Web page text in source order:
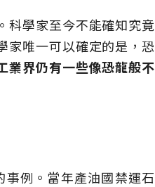
科學家至今不能確知究竟
家唯一可以確定的是，恐
業界仍有一些像恐龍般不
例。當年產油國禁運石